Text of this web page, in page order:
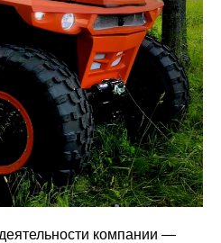
компании —